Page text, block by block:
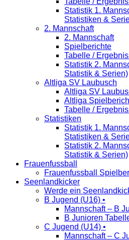
Statistik 1.
Statistiken &
2. Mannschaft
2. Mannschaft
Spielberichte
Tabelle /
Statistik 2.
Statistik & Serien)
Altliga SV Laubusch
Altliga SV
Altliga
Tabelle /
Statistiken
Statistik 1.
Statistiken &
Statistik 2.
Statistik & Serien)
Frauenfussball
Frauenfussball
Seenlandkicker
Werde ein
B Jugend (U16) •
Mannschaft – B
B Junioren
C Jugend (U14) •
Mannschaft – C